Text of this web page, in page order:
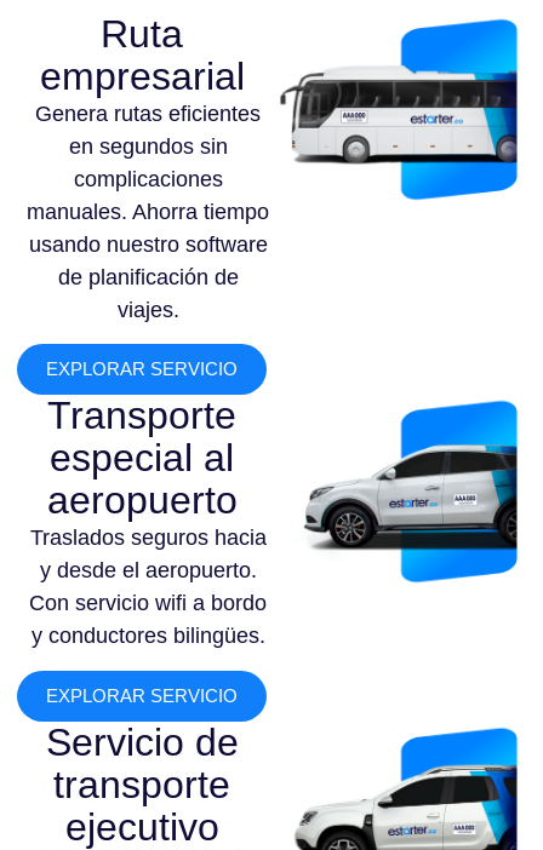
Ruta
empresarial
Genera rutas eficientes
en segundos sin
complicaciones
manuales. Ahorra tiempo
usando nuestro software
de planificación de
viajes.
EXPLORAR SERVICIO
Transporte
especial al
aeropuerto
Traslados seguros hacia
y desde el aeropuerto.
Con servicio wifi a bordo
y conductores bilingües.
EXPLORAR SERVICIO
Servicio de
transporte
ejecutivo